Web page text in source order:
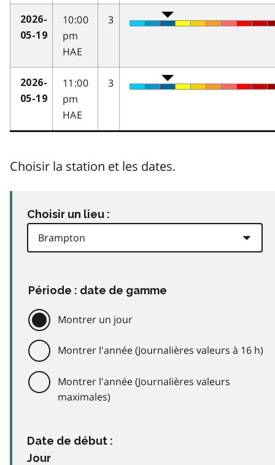
2026-
05-19
10:00
pm
HAE
3
2026-
05-19
11:00
pm
HAE
3
Choisir la station et les dates.
Choisir un lieu :
Période : date de gamme
Montrer un jour
Montrer l'année (Journalières valeurs à 16 h)
Montrer l'année (Journalières valeurs
maximales)
Date de début :
Jour